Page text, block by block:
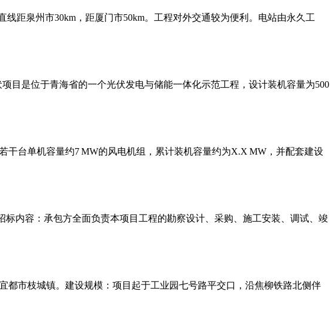
距泉州市30km，距厦门市50km。工程对外交通较为便利。电站由永久工
目是位于青海省的一个光伏发电与储能一体化示范工程，设计装机容量为500
干台单机容量约7 MW的风电机组，累计装机容量约为X.X MW，并配套建设
内容：承包方全面负责本项目工程的勘察设计、采购、施工安装、调试、竣
都市枝城镇。建设规模：项目起于工业园七号路平交口，沿焦柳铁路北侧伴